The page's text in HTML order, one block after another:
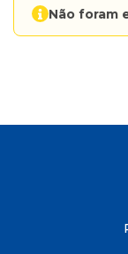
Não foram